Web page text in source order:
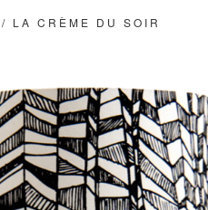
/ LA CRÈME DU SOIR